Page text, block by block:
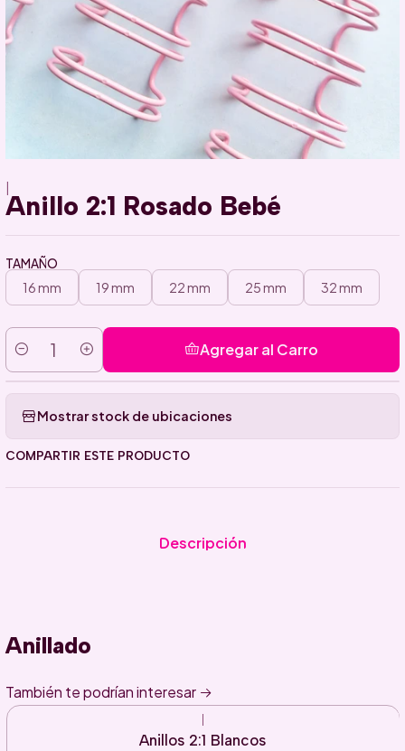
Anillo 2:1 Rosado Bebé
TAMAÑO
16 mm 19 mm 22 mm 25 mm 32 mm
Cantidad
Agregar al Carro
Mostrar stock de ubicaciones
COMPARTIR ESTE PRODUCTO
Descripción
Anillado
También te podrían interesar
|
Anillos 2:1 Blancos